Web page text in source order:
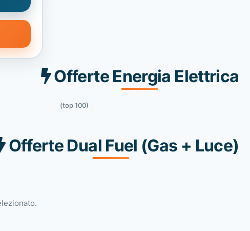
Offerte Energia Elettrica
(top 100)
Offerte Dual Fuel (Gas + Luce)